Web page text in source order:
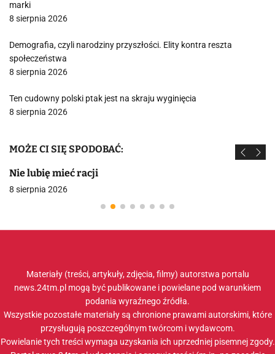
marki
8 sierpnia 2026
Demografia, czyli narodziny przyszłości. Elity kontra reszta
społeczeństwa
8 sierpnia 2026
Ten cudowny polski ptak jest na skraju wyginięcia
8 sierpnia 2026
MOŻE CI SIĘ SPODOBAĆ:
Nie lubię mieć racji
8 sierpnia 2026
Materiały (treści, artykuły, zdjęcia, filmy) autorstwa portalu
news.24tm.pl mogą być publikowane i powielane pod warunkiem
podania wyraźnego źródła.
Wszystkie pozostałe materiały są chronione prawami autorskimi, które
przysługują poszczególnym twórcom i wydawcom.
Powielanie tych treści wymaga uzyskania ich uprzedniej pisemnej zgody.